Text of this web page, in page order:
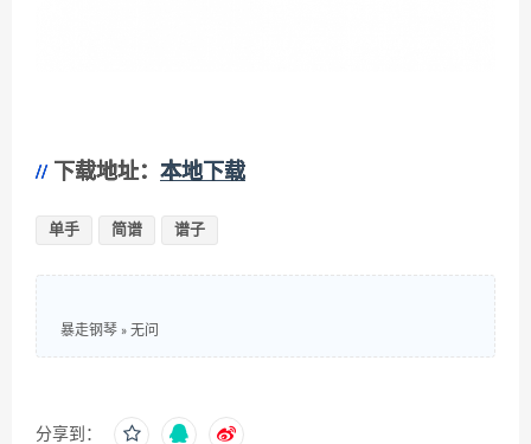
下载地址： 本地下载
单手 简谱 谱子
暴走钢琴 » 无问
分享到：